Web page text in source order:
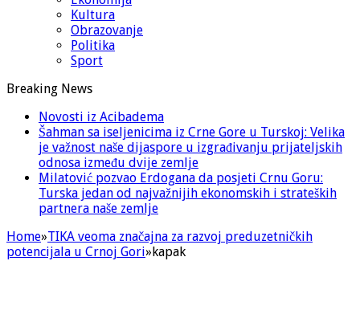
Kultura
Obrazovanje
Politika
Sport
Breaking News
Novosti iz Acibadema
Šahman sa iseljenicima iz Crne Gore u Turskoj: Velika
je važnost naše dijaspore u izgrađivanju prijateljskih
odnosa između dvije zemlje
Milatović pozvao Erdogana da posjeti Crnu Goru:
Turska jedan od najvažnijih ekonomskih i strateških
partnera naše zemlje
Home»TIKA veoma značajna za razvoj preduzetničkih
potencijala u Crnoj Gori»kapak